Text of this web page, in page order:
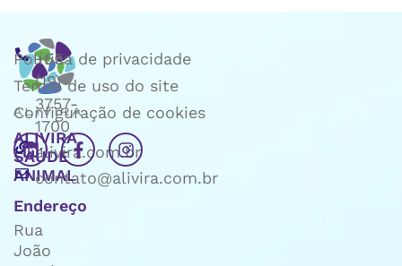
ALIVIRA
SAÚDE
ANIMAL
Endereço
Rua
João
+55
(19)
3757-
1700
alivira.com.br
contato@alivira.com.br
Política de privacidade
Termo de uso do site
Configuração de cookies